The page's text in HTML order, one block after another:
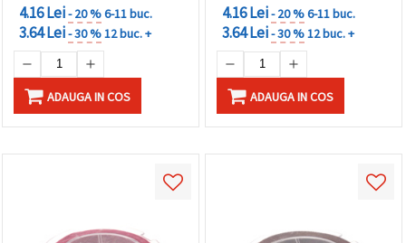
4.16 Lei- 20 %6-11 buc.
3.64 Lei- 30 %12 buc. +
ADAUGA IN COS
4.16 Lei- 20 %6-11 buc.
3.64 Lei- 30 %12 buc. +
ADAUGA IN COS